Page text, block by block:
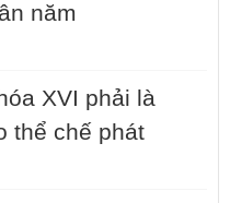
năm
XVI phải là
thể chế phát